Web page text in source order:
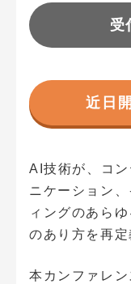
受
近日
AI技術が、コ
ニケーション
ィングのあら
のあり方を再定
本カンファレ